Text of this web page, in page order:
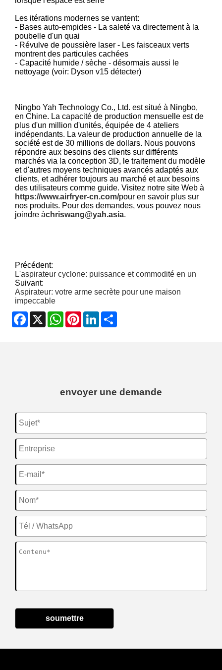
Les itérations modernes se vantent:
- Bases auto-empides - La saleté va directement à la
poubelle d'un quai
- Révulve de poussière laser - Les faisceaux verts
montrent des particules cachées
- Capacité humide / sèche - désormais aussi le
nettoyage (voir: Dyson v15 détecter)
Ningbo Yah Technology Co., Ltd. est situé à Ningbo,
en Chine. La capacité de production mensuelle est de
plus d'un million d'unités, équipée de 4 ateliers
indépendants. La valeur de production annuelle de la
société est de 30 millions de dollars. Nous pouvons
répondre aux besoins des clients sur différents
marchés via la conception 3D, le traitement du modèle
et d'autres moyens techniques avancés adaptés aux
clients, et adhérer toujours au marché et aux besoins
des utilisateurs comme guide. Visitez notre site Web à
https://www.airfryer-cn.com/pour en savoir plus sur
nos produits. Pour des demandes, vous pouvez nous
joindre àchriswang@yah.asia.
Précédent:
L'aspirateur cyclone: puissance et commodité en un
Suivant:
Aspirateur: votre arme secrète pour une maison
impeccable
Facebook
X WhatsApp
PinterestLinkedIn
envoyer une demande
soumettre